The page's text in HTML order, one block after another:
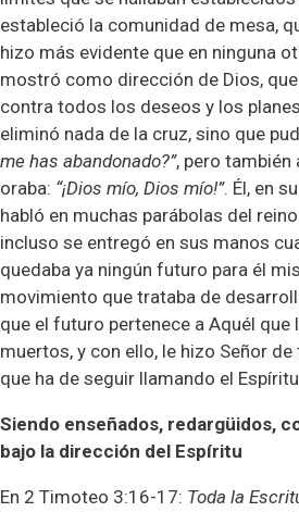
estableció la comunidad de mesa,
hizo más evidente que en ninguna
mostró como dirección de Dios,
contra todos los deseos y los
eliminó nada de la cruz, sino que
me has abandonado?”, pero
oraba: “¡Dios mío, Dios mío!”. Él, en
habló en muchas parábolas del
incluso se entregó en sus manos
quedaba ya ningún futuro para él
movimiento que trataba de
que el futuro pertenece a Aquél
muertos, y con ello, le hizo Señor
que ha de seguir llamando el
Siendo enseñados, redargüidos,
bajo la dirección del Espíritu
En 2 Timoteo 3:16-17: Toda la